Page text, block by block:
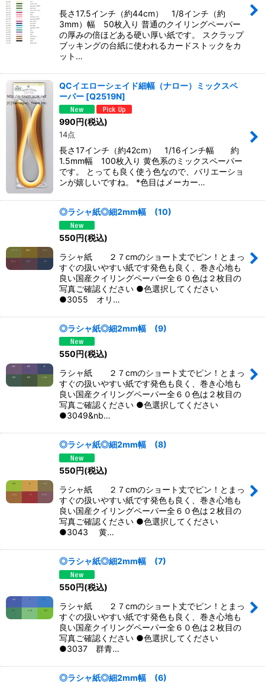
長さ17.5インチ（約44cm） 1/8インチ（約
3mm）幅 50枚入り 普通のクイリングペーパー
の厚みの倍ほどある硬い厚い紙です。 スクラップ
ブッキングの台紙に使われるカードストックをカ
ット…
QCイエローシェイド細幅（ナロー）ミックスペ
ーパー [Q2519N]
990 円(税込)
14点
長さ17インチ（約42cm） 1/16インチ幅 約
1.5mm幅 100枚入り 黄色系のミックスペーパー
です。 とっても良く使う色なので、バリエーショ
ンが嬉しいですね。 *色目はメーカー…
◎ラシャ紙◎細2mm幅 (10)
550円(税込)
ラシャ紙 ２７cmのショート丈でピン！とまっ
すぐの扱いやすい紙です発色も良く、巻き心地も
良い国産クイリングペーパー全６０色は２枚目の
写真ご確認ください ●色選択してください
●3055 オリ…
◎ラシャ紙◎細2mm幅 (9)
550円(税込)
ラシャ紙 ２７cmのショート丈でピン！とまっ
すぐの扱いやすい紙です発色も良く、巻き心地も
良い国産クイリングペーパー全６０色は２枚目の
写真ご確認ください ●色選択してください
●3049&nb…
◎ラシャ紙◎細2mm幅 (8)
550円(税込)
ラシャ紙 ２７cmのショート丈でピン！とまっ
すぐの扱いやすい紙です発色も良く、巻き心地も
良い国産クイリングペーパー全６０色は２枚目の
写真ご確認ください ●色選択してください
●3043 黄…
◎ラシャ紙◎細2mm幅 (7)
550円(税込)
ラシャ紙 ２７cmのショート丈でピン！とまっ
すぐの扱いやすい紙です発色も良く、巻き心地も
良い国産クイリングペーパー全６０色は２枚目の
写真ご確認ください ●色選択してください
●3037 群青…
◎ラシャ紙◎細2mm幅 (6)